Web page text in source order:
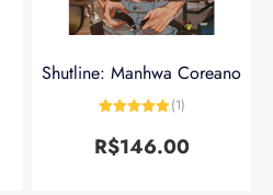
Shutline: Manhwa Coreano
de 5
(1)
R$146.00